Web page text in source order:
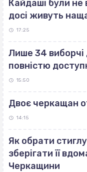
Кайдаші були не
досі живуть
17:25
Лише 34 виборчі
повністю
15:50
Двоє черкащан
14:15
Як обрати
зберігати її
Черкащини